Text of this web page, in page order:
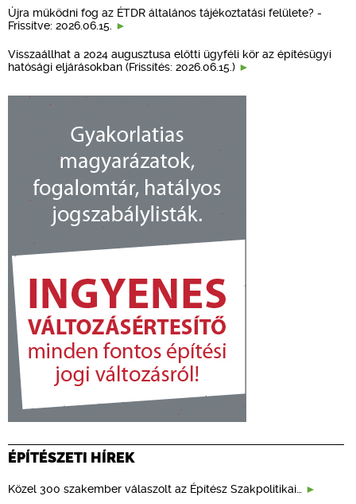
Újra működni fog az ÉTDR általános tájékoztatási felülete? -
Frissítve: 2026.06.15.
Visszaállhat a 2024 augusztusa előtti ügyféli kör az építésügyi
hatósági eljárásokban (Frissítés: 2026.06.15.)
ÉPÍTÉSZETI HÍREK
Közel 300 szakember válaszolt az Építész Szakpolitikai…